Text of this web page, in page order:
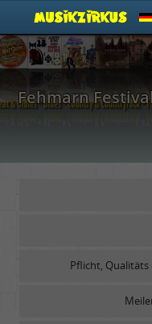
Fehmarn
Pflicht, Qualitäts